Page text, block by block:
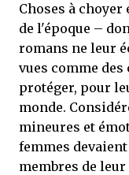
Choses à choyer
de l'époque –
romans ne leur
vues comme
protéger, pour
monde.
mineures et
femmes
membres de